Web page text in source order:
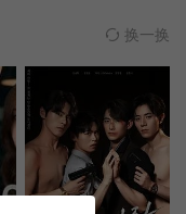
参半的成年爱情故换一换